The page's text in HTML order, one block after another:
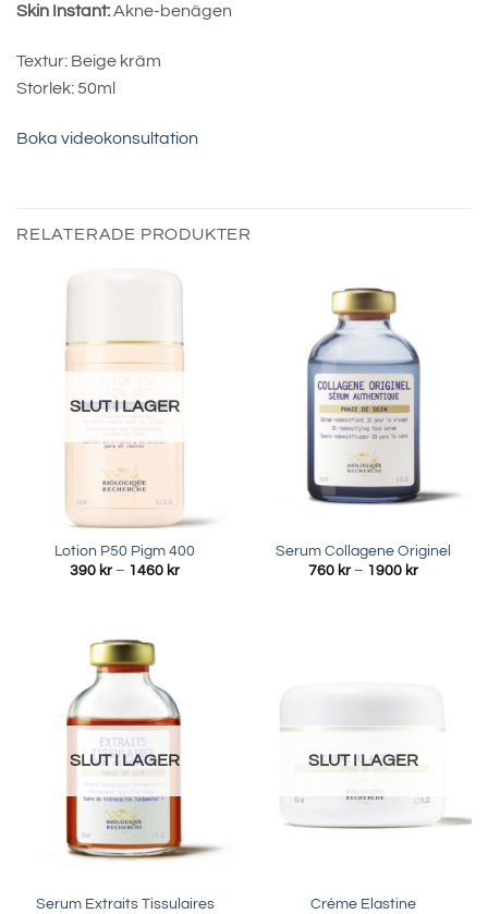
Skin Instant:Akne-benägen
Textur: Beige kräm
Storlek: 50ml
Boka videokonsultation
RELATERADE PRODUKTER
SLUT I LAGER
Lotion P50 Pigm 400
390 kr – 1460 krPrisintervall:
Serum Collagene Originel
760 kr – 1900 kr
SLUT I LAGER
Serum Extraits Tissulaires
SLUT I LAGER
Créme Elastine